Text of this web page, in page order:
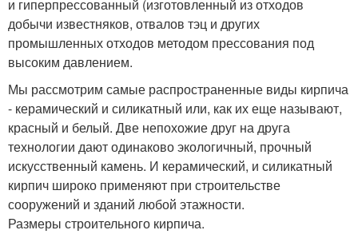
и гиперпрессованный (изготовленный из отходов
добычи известняков, отвалов тэц и других
промышленных отходов методом прессования под
высоким давлением.
Мы рассмотрим самые распространенные виды кирпича
- керамический и силикатный или, как их еще называют,
красный и белый. Две непохожие друг на друга
технологии дают одинаково экологичный, прочный
искусственный камень. И керамический, и силикатный
кирпич широко применяют при строительстве
сооружений и зданий любой этажности.
Размеры строительного кирпича.